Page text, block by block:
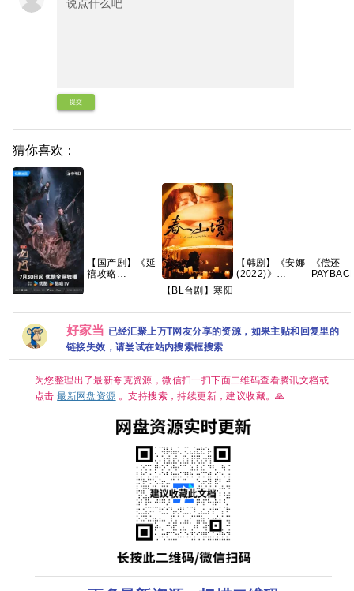
提交
猜你喜欢：
国语中字网盘资
源][1GB集]
【国产剧】《延
禧攻略
【BL台剧】寒阳
2026 春山境 爱
熊艺文 国语中字
已更最新 夸克
【韩剧】《安娜
(2022)》
《偿还
好家当 已经汇聚上万T网友分享的资源，如果主贴和回复里的
链接失效，请尝试在站内搜索框搜索
为您整理出了最新夸克资源，微信扫一扫下面二维码查看腾讯文档或
点击最新网盘资源 。支持搜索，持续更新，建议收藏。🙏